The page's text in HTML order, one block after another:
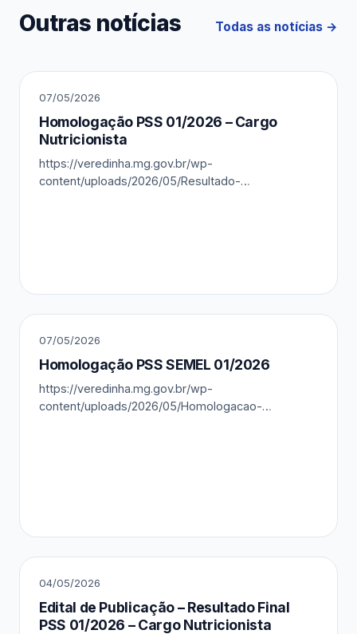
Outras notícias Todas as notícias
07/05/2026
Homologação PSS 01/2026 – Cargo
Nutricionista
https://veredinha.mg.gov.br/wp-
content/uploads/2026/05/Resultado-
07/05/2026
Homologação PSS SEMEL 01/2026
https://veredinha.mg.gov.br/wp-
content/uploads/2026/05/Homologacao-
04/05/2026
Edital de Publicação – Resultado Final
PSS 01/2026 – Cargo Nutricionista